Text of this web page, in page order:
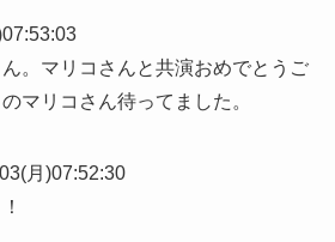
。マリコさんと共演おめでとうご
マリコさん待ってました。
月)07:52:30